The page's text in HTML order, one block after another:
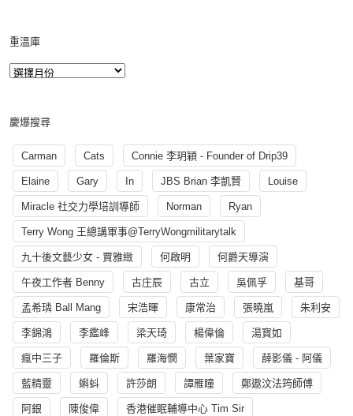
重溫庫
慶爆搜尋
Carman Cats Connie 李玥穎 - Founder of Drip39
Elaine Gary In JBS Brian 李凱賢 Louise
Miracle 社交力學培訓導師 Norman Ryan
Terry Wong 王總講軍事@TerryWongmilitarytalk
九十後文藝少女 - 賈雅緻 何啟明 何爵天導演
午夜工作者 Benny 古庄辰 古立 吳佩孚 基哥
孟希璘 Ball Mang 宋浩暉 康常治 張曉嵐 朱利安
李錦鴻 李鑑峰 梁天琦 楊偉倫 湯寳如
瘋中三子 羅倫斯 羅海憫 葉家寶 薛影儀 - 阿儀
藍精靈 蝌蚪 許莎朗 譚雁瞳 鄭遨汶法筠師傅
阿銀 陳俊偉 香港催眠輔導中心 Tim Sir